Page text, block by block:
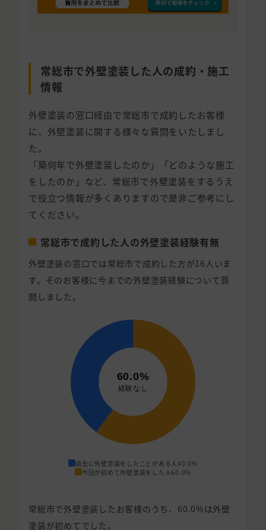
常総市で外壁塗装した人の成約・施工
情報
外壁塗装の窓口経由で常総市で成約したお客様
に、外壁塗装に関する様々な質問をいたしまし
た。
「築何年で外壁塗装したのか」「どのような施工
をしたのか」など、常総市で外壁塗装をするうえ
で役立つ情報が多くありますので是非ご参考にし
てください。
常総市で成約した人の外壁塗装経験有無
外壁塗装の窓口では常総市で成約した方が16人いま
す。そのお客様に今までの外壁塗装経験について質
問しました。
過去に外壁塗装をしたことがある人40.0%
今回が初めて外壁塗装をした人60.0%
常総市で外壁塗装したお客様のうち、60.0%は外壁
塗装が初めてでした。